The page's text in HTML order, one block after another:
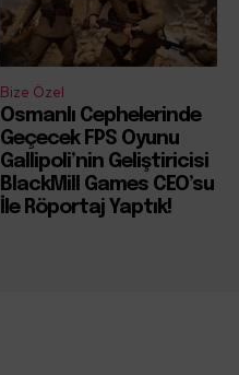
Bize Özel
Osmanlı Cephelerinde
Geçecek FPS Oyunu
Gallipoli’nin Geliştiricisi
BlackMill Games CEO’su
İle Röportaj Yaptık!